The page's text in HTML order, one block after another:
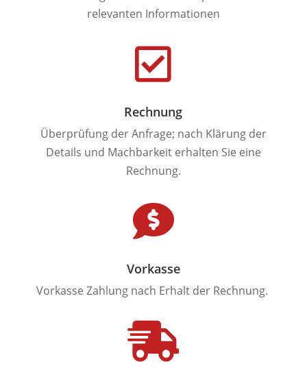
relevanten Informationen

Rechnung
Überprüfung der Anfrage; nach Klärung der
Details und Machbarkeit erhalten Sie eine
Rechnung.

Vorkasse
Vorkasse Zahlung nach Erhalt der Rechnung.
